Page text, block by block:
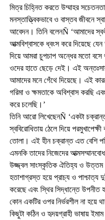
মিত্র চিহ্নিত করতে উম্মাহর
মনস্তাত্ত্বিকভাবে ও বাস্তব জীবনে
আবেদন। তিনি বলেনÑ ‘আমাদের
আত্মবিশ্বাসকে ধ্বংস করে দিয়েছে
দিয়ে আমরা চুপচাপ অন্ধের মতো বসে
ওদের হাতে ছেড়ে দেই। এই
আমাদের মনে গেঁথে দিয়েছে। এই
গরিমা ও ক্ষমতাকে অবিশ্বাস করছি
করে চলেছি।’
তিনি আরো লিখেছেনÑ ‘একটা
স্ববিরোধিতায় ঠেলে দিয়ে
তোলা। এই হীন চক্রান্ত এত বেশি
এমনকি তাদের নিজেদের
উজ্জ্বল সাংস্কৃতিক ঐতিহ্য ও উত্তম
হতাশাগ্রস্ত হয়ে প্রাচ্য ও পাশ্চাত্য
করেছে এবং স্থির সিদ্ধান্তে
কোন একটির ওপর নির্ভরশীল না হয়ে
কিছুটা কঠিন ও হৃদয়গ্রাহী ভাষায়